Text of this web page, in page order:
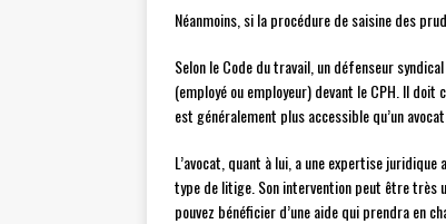
Néanmoins, si la procédure de saisine des
Selon le Code du travail, un défenseur
(employé ou employeur) devant le CPH. Il
est généralement plus accessible qu’un
L’avocat, quant à lui, a une expertise
type de litige. Son intervention peut être très
pouvez bénéficier d’une aide qui prendra en